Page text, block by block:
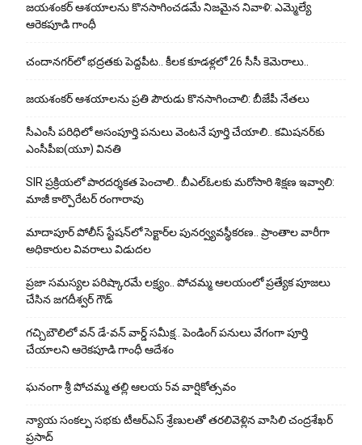
జయశంకర్ ఆశయాలను కొనసాగించడమే నిజమైన నివాళి: ఎమ్మెల్యే
ఆరెక‌పూడి గాంధీ
చందానగర్‌లో భద్రతకు పెద్దపీట.. కీలక కూడళ్లలో 26 సీసీ కెమెరాలు..
జయశంకర్ ఆశయాలను ప్రతి పౌరుడు కొనసాగించాలి: బీజేపీ నేతలు
సీఎంసీ పరిధిలో అసంపూర్తి పనులు వెంటనే పూర్తి చేయాలి.. కమిషనర్‌కు
ఎంసీపీఐ(యూ) వినతి
SIR ప్రక్రియలో పారదర్శకత పెంచాలి.. బీఎల్ఓలకు మరోసారి శిక్షణ ఇవ్వాలి:
మాజీ కార్పొరేటర్ రంగారావు
మాదాపూర్ పోలీస్‌ స్టేషన్‌లో సెక్టార్‌ల పునర్వ్యవస్థీకరణ.. ప్రాంతాల వారీగా
అధికారుల వివరాలు విడుదల
ప్రజా సమస్యల పరిష్కారమే లక్ష్యం.. పోచమ్మ ఆలయంలో ప్రత్యేక పూజలు
చేసిన జగదీశ్వర్ గౌడ్
గచ్చిబౌలిలో వన్ డే-వన్ వార్డ్ సమీక్ష.. పెండింగ్ పనులు వేగంగా పూర్తి
చేయాలని ఆరెకపూడి గాంధీ ఆదేశం
ఘ‌నంగా శ్రీ పోచమ్మ త‌ల్లి ఆలయ 5వ వార్షికోత్సవం
న్యాయ సంక‌ల్ప స‌భ‌కు టీఆర్ఎస్ శ్రేణుల‌తో త‌ర‌లివెళ్లిన వాసిలి చంద్ర‌శేఖ‌ర్
ప్ర‌సాద్